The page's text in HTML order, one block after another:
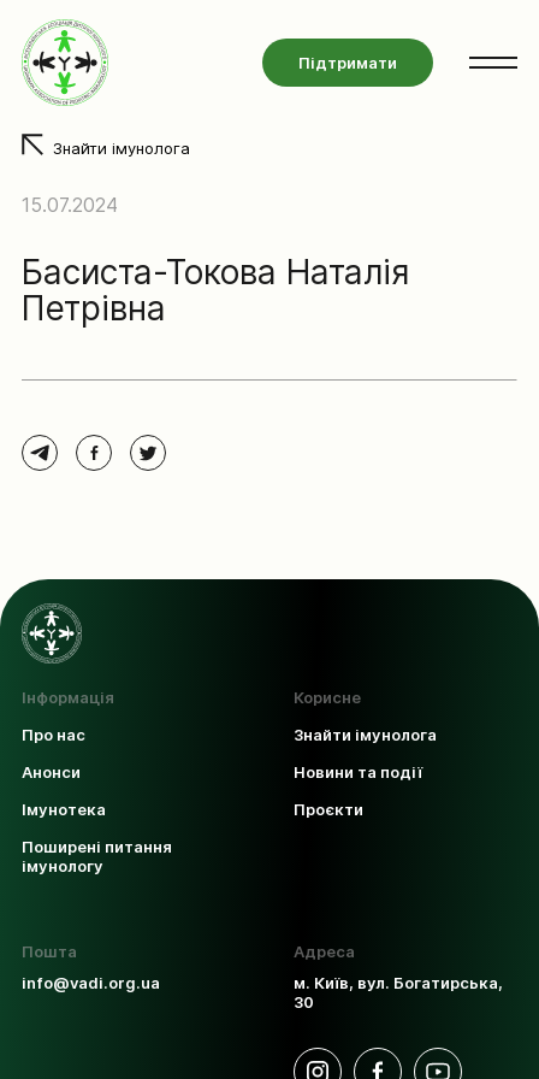
Підтримати
Знайти імунолога
15.07.2024
Басиста-Токова Наталія
Петрівна
Інформація
Про нас
Анонси
Імунотека
Поширені питання
імунологу
Корисне
Знайти імунолога
Новини та події
Проєкти
Пошта
info@vadi.org.ua
Адреса
м. Київ, вул. Богатирська,
30